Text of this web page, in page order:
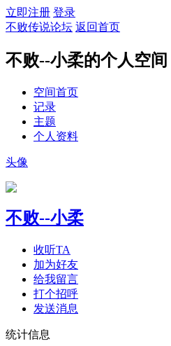
立即注册 登录
不败传说论坛 返回首页
不败--小柔的个人空间
空间首页
记录
主题
个人资料
头像
不败--小柔
收听TA
加为好友
给我留言
打个招呼
发送消息
统计信息